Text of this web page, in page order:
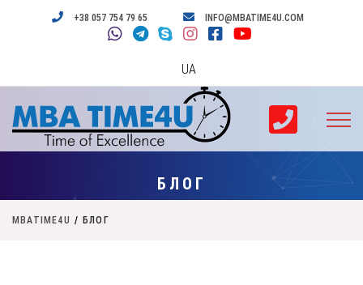
+38 057 754 79 65 INFO@MBATIME4U.COM
UA
БЛОГ
MBATIME4U / БЛОГ